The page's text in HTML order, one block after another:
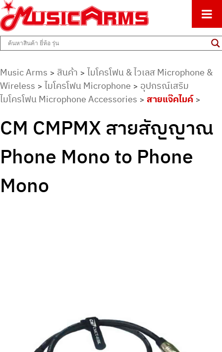
Music Arms
ศูนย์รวมครื่องดนตรีทุกชนิด ตั้งแต่เริ่มต้นถึงมืออาชีพ
Music Arms > สินค้า > ไมโครโฟน & ไวเลส Microphone &
Wireless > ไมโครโฟน Microphone > อุปกรณ์เสริม
ไมโครโฟน Microphone Accessories > สายแจ๊คไมค์>
CM CMPMX สายสัญญาณ
Phone Mono to Phone
Mono